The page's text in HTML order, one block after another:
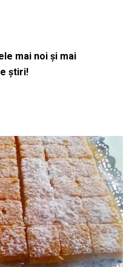
mai noi și mai
știri!